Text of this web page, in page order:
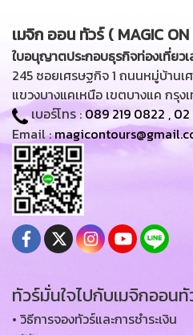
เมจิก ออน ทัวร์ ( MAGIC
ใบอนุญาตประกอบธุรกิจท่องเที่ยวเ
245 ซอยเศรษฐกิจ 1 ถนนหมู่บ้านเ
แขวงบางแคเหนือ เขตบางแค กรุง
เบอร์โทร :089 219 0822 , 02
Email :
ทัวร์มั่นใจไปกับเมจิกออน
• วิธีการจองทัวร์และการชำระเงิน